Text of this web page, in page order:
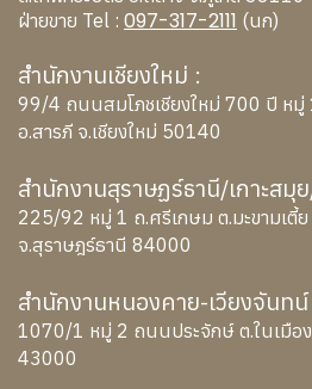
ฝ่ายขาย Tel : 097-317-2111 (นก)
สำนักงานเชียงใหม่ :
99/4 ถนนสมโภชเชียงใหม่ 700 ปี หมู่
อ.สารภี จ.เชียงใหม่ 50140
สำนักงานสุราษฏร์ธานี/เกาะสมุ
225/92 หมู่ 1 ถ.ศรีเกษม ต.มะขามเตี้ย
จ.สุราษฎร์ธานี 84000
สำนักงานหนองคาย-เวียงจันทน์
1070/1 หมู่ 2 ถนนประจักษ์ ต.ในเมือง
43000